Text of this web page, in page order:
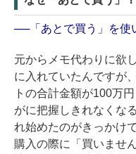
──「あとで買う」を使
元からメモ代わりに欲
に入れていたんですが
トの合計金額が100万
がに把握しきれなくな
れ始めたのがきっかけ
購入の際に「買いませ